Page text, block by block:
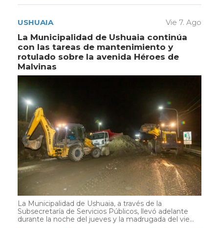
USHUAIA Vie 7. Ago
La Municipalidad de Ushuaia continúa
con las tareas de mantenimiento y
rotulado sobre la avenida Héroes de
Malvinas
La Municipalidad de Ushuaia, a través de la
Subsecretaría de Servicios Públicos, llevó adelante
durante la noche del jueves y la madrugada del vie...